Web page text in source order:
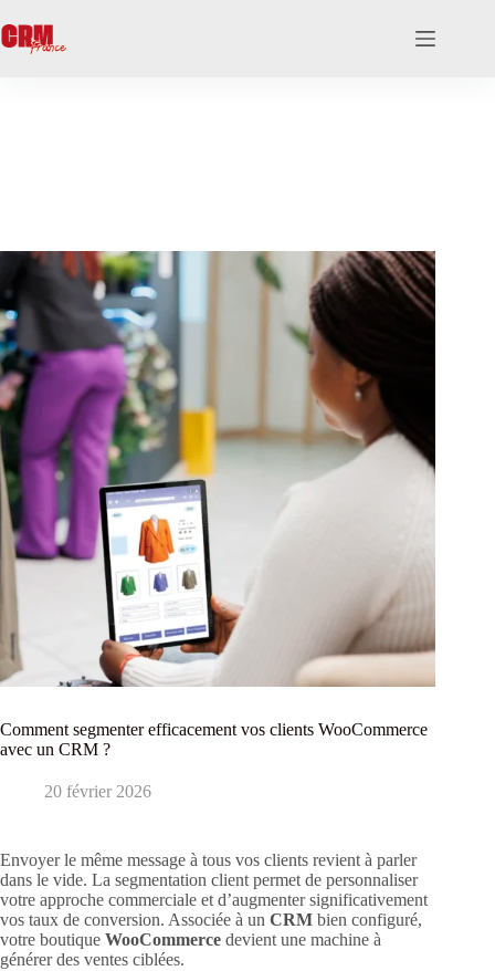
Comment segmenter efficacement vos clients WooCommerce
avec un CRM ?
20 février 2026
Envoyer le même message à tous vos clients revient à parler
dans le vide. La segmentation client permet de personnaliser
votre approche commerciale et d’augmenter significativement
vos taux de conversion. Associée à un CRM bien configuré,
votre boutique WooCommerce devient une machine à
générer des ventes ciblées.